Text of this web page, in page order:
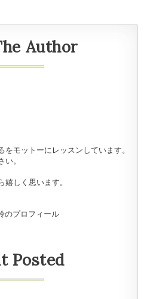
Author
モットーにレッスンしています。
。
しく思います。
のプロフィール
Posted